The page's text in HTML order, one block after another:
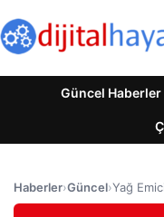
Güncel Haberler
Haberler›Güncel›Yağ